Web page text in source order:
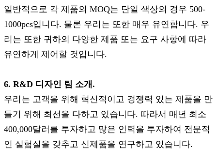
일반적으로 각 제품의 MOQ는 단일 색상의 경우 500-
1000pcs입니다. 물론 우리는 또한 매우 유연합니다. 우
리는 또한 귀하의 다양한 제품 또는 요구 사항에 따라
유연하게 제어할 것입니다.
6. R&D 디자인 팀 소개.
우리는 고객을 위해 혁신적이고 경쟁력 있는 제품을 만
들기 위해 최선을 다하고 있습니다. 따라서 매년 최소
400,000달러를 투자하고 많은 인력을 투자하여 전문적
인 실험실을 갖추고 신제품을 연구하고 있습니다.